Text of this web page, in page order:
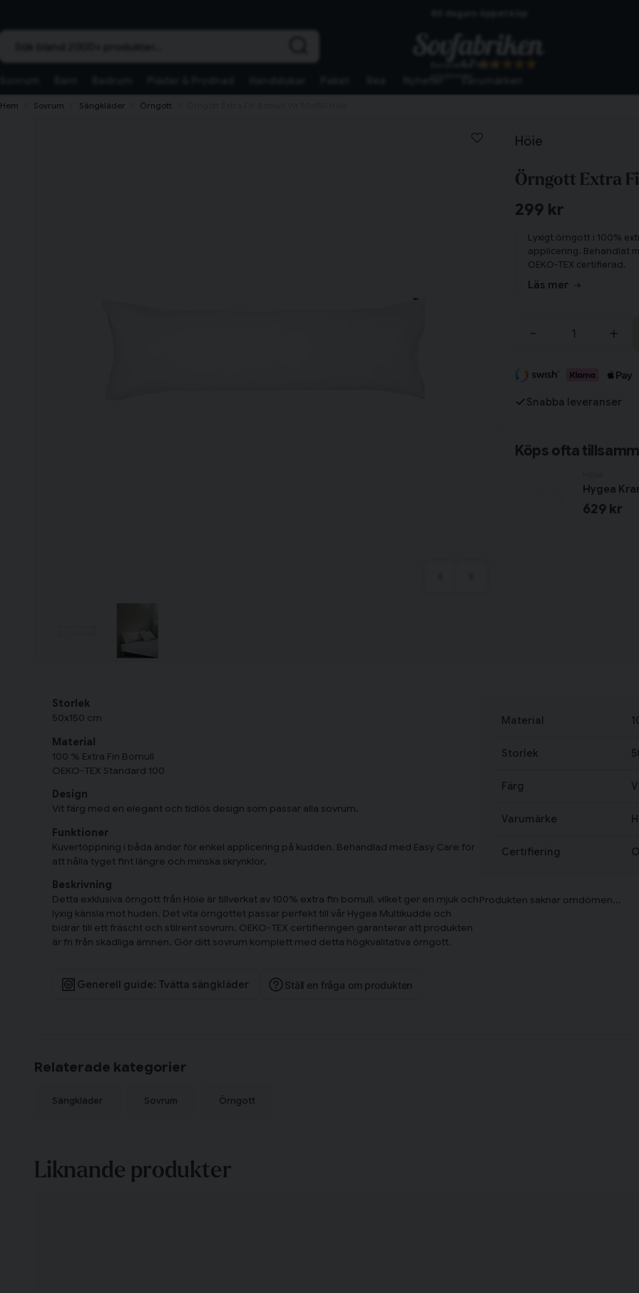
Skickas från lagret i Vinslöv
Hem Sovrum Sängkläder Örngott
Höie
Örngott Extra
299 kr
Lyxigt örngott i 100%
applicering. Behandlat
OEKO-TEX certifierad.
Läs mer
- +
Snabba leveranser
Köps ofta
Hygea
629 kr
Storlek
50x150 cm
Material
100 % Extra Fin Bomull
OEKO-TEX Standard 100
Design
Vit färg med en elegant och tidlös design som passar alla sovrum.
Funktioner
Kuvertöppning i båda ändar för enkel applicering på kudden. Behandlad med Easy Care för
att hålla tyget fint längre och minska skrynklor.
Beskrivning
Detta exklusiva örngott från Höie är tillverkat av 100% extra fin bomull, vilket ger en mjuk och
lyxig känsla mot huden. Det vita örngottet passar perfekt till vår Hygea Multikudde och
bidrar till ett fräscht och stilrent sovrum. OEKO-TEX certifieringen garanterar att produkten
är fri från skadliga ämnen. Gör ditt sovrum komplett med detta högkvalitativa örngott.
Generell guide: Tvätta sängkläder Ställ en fråga om produkten
Material
Storlek
Färg
Varumärke
Certifiering
Relaterade kategorier
Sängkläder Sovrum Örngott
Liknande produkter
Fortsätt handla